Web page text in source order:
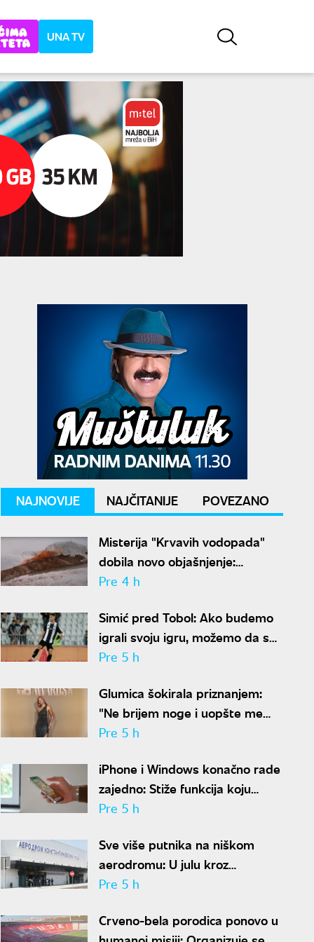
UNA TV
NAJNOVIJE NAJČITANIJE POVEZANO
Misterija "Krvavih vodopada"
dobila novo objašnjenje:
Otkriven drevni ekosistem na
Pre 4 h
Simić pred Tobol: Ako budemo
igrali svoju igru, možemo da se
nadamo najboljem
Pre 5 h
Glumica šokirala priznanjem:
"Ne brijem noge i uopšte me
nije sramota"
Pre 5 h
iPhone i Windows konačno rade
zajedno: Stiže funkcija koju
korisnici godinama čekaju
Pre 5 h
Sve više putnika na niškom
aerodromu: U julu kroz
"Konstantin Veliki" prošlo
Pre 5 h
Crveno-bela porodica ponovo u